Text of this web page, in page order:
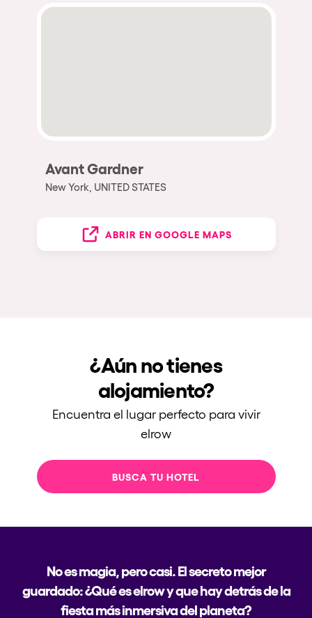
Avant Gardner
New York, UNITED STATES
ABRIR EN GOOGLE MAPS
¿Aún no tienes
alojamiento?
Encuentra el lugar perfecto para vivir
elrow
BUSCA TU HOTEL
No es magia, pero casi. El secreto mejor
guardado: ¿Qué es elrow y que hay detrás de la
fiesta más inmersiva del planeta?